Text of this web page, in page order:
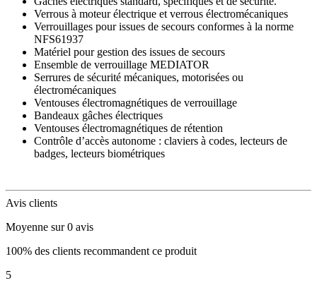
Verrous à moteur électrique et verrous électromécaniques
Verrouillages pour issues de secours conformes à la norme
NFS61937
Matériel pour gestion des issues de secours
Ensemble de verrouillage MEDIATOR
Serrures de sécurité mécaniques, motorisées ou
électromécaniques
Ventouses électromagnétiques de verrouillage
Bandeaux gâches électriques
Ventouses électromagnétiques de rétention
Contrôle d’accès autonome : claviers à codes, lecteurs de
badges, lecteurs biométriques
Avis clients
Moyenne sur 0 avis
100% des clients recommandent ce produit
5